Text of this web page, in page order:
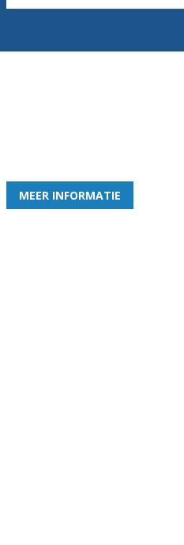
Word nu lid van
en geniet iedere week van het
MEER INFORMATIE